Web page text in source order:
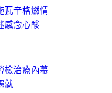
瓦辛格燃情
感念心酸
檢治療內幕
就